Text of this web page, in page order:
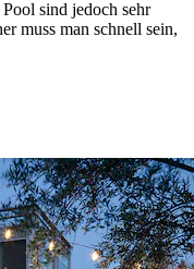
sind jedoch sehr
muss man schnell sein,